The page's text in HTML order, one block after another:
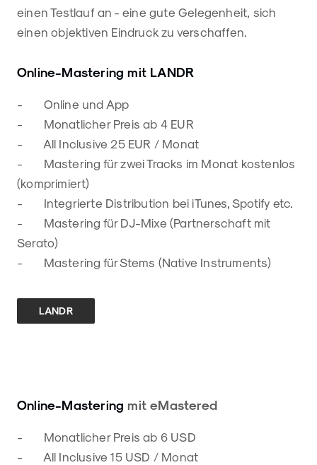
einen Testlauf an - eine gute Gelegenheit, sich
einen objektiven Eindruck zu verschaffen.
Online-Mastering mit LANDR
- Online und App
- Monatlicher Preis ab 4 EUR
- All Inclusive 25 EUR / Monat
- Mastering für zwei Tracks im Monat kostenlos
(komprimiert)
- Integrierte Distribution bei iTunes, Spotify etc.
- Mastering für DJ-Mixe (Partnerschaft mit
Serato)
- Mastering für Stems (Native Instruments)
LANDR
Online-Mastering mit eMastered
- Monatlicher Preis ab 6 USD
- All Inclusive 15 USD / Monat